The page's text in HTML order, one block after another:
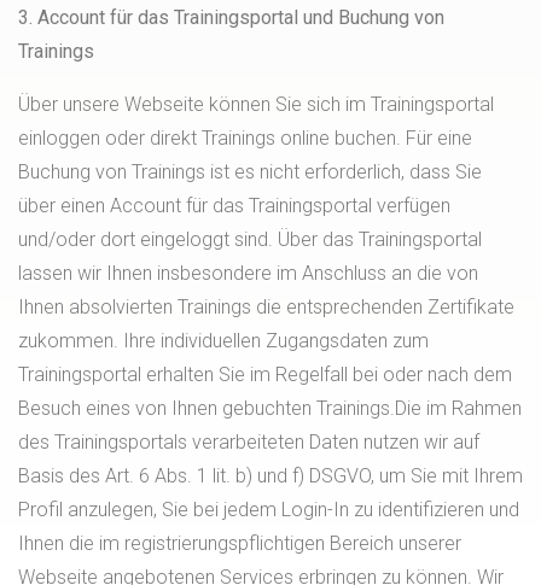
3. Account für das Trainingsportal und Buchung von
Trainings
Über unsere Webseite können Sie sich im Trainingsportal
einloggen oder direkt Trainings online buchen. Für eine
Buchung von Trainings ist es nicht erforderlich, dass Sie
über einen Account für das Trainingsportal verfügen
und/oder dort eingeloggt sind. Über das Trainingsportal
lassen wir Ihnen insbesondere im Anschluss an die von
Ihnen absolvierten Trainings die entsprechenden Zertifikate
zukommen. Ihre individuellen Zugangsdaten zum
Trainingsportal erhalten Sie im Regelfall bei oder nach dem
Besuch eines von Ihnen gebuchten Trainings.Die im Rahmen
des Trainingsportals verarbeiteten Daten nutzen wir auf
Basis des Art. 6 Abs. 1 lit. b) und f) DSGVO, um Sie mit Ihrem
Profil anzulegen, Sie bei jedem Login-In zu identifizieren und
Ihnen die im registrierungspflichtigen Bereich unserer
Webseite angebotenen Services erbringen zu können. Wir